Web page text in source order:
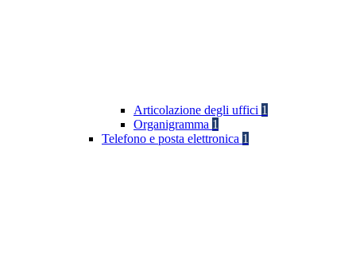
Articolazione degli uffici 1
Organigramma 1
Telefono e posta elettronica 1